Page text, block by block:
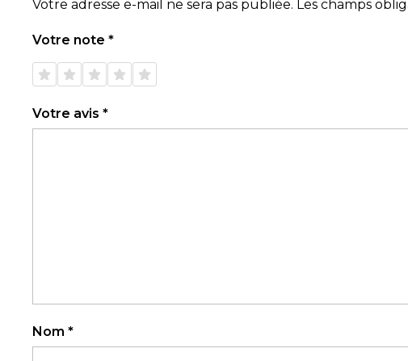
Votre adresse e-mail ne sera pas publiée. Les champs
Votre note *
1 étoile
sur 5
2 étoiles
sur 5
3 étoiles
sur 5
4 étoiles
sur 5
5 étoiles
sur 5
Votre avis *
Nom *